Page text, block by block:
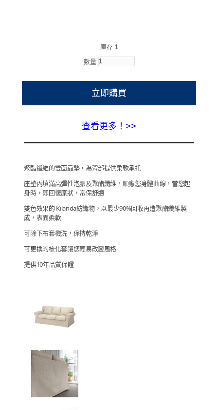
庫存 1
數量
立即購買
查看更多！>>
聚酯纖維的雙面靠墊，為背部提供柔軟承托
座墊內填滿高彈性泡膠及聚酯纖維，順應您身體曲線，當您起
身時，即回復原狀，常保舒適
雙色效果的 Kilanda紡織物，以最少90%回收再造聚酯纖維製
成，表面柔軟
可除下布套機洗，保持乾淨
可更換的梳化套讓您輕易改變風格
提供10年品質保證